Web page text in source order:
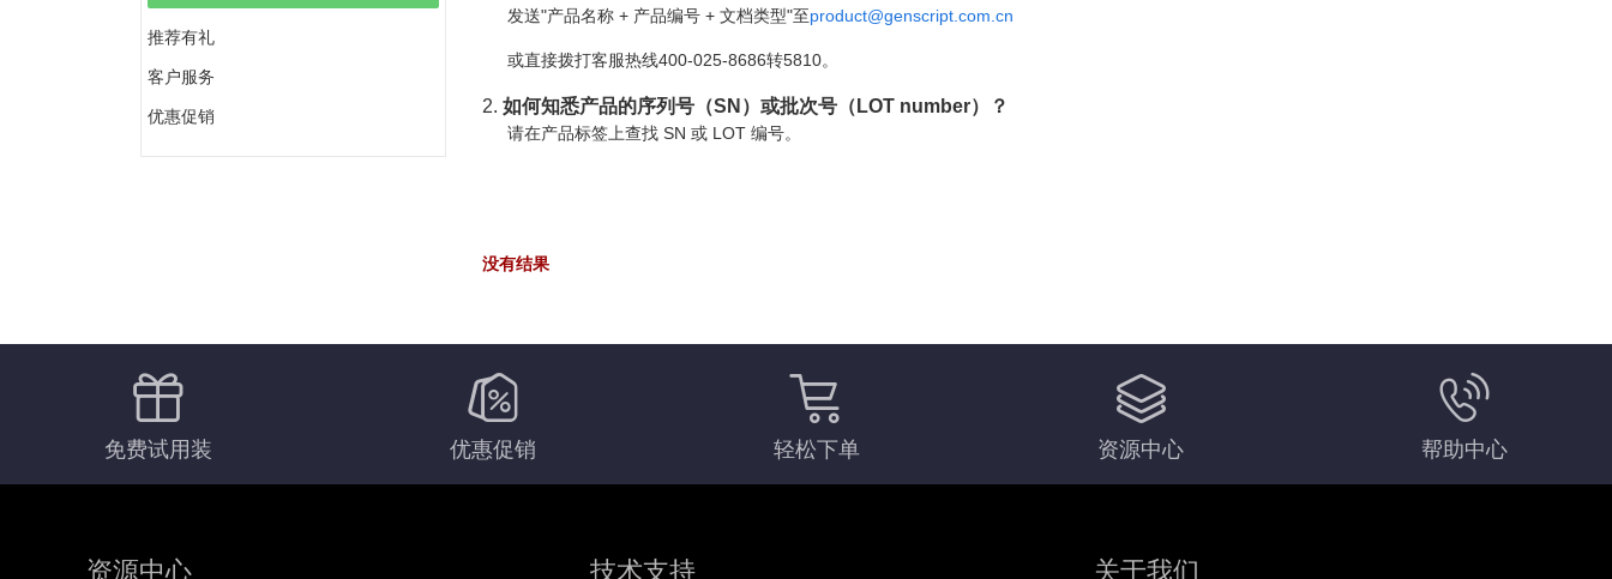
推荐有礼
客户服务
优惠促销
发送"产品名称 + 产品编号 + 文档类型"至product@genscript.com.cn
或直接拨打客服热线400-025-8686转5810。
2. 如何知悉产品的序列号（SN）或批次号（LOT number）？
请在产品标签上查找 SN 或 LOT 编号。
没有结果
免费试用装 优惠促销 轻松下单 资源中心 帮助中心
资源中心 技术支持 关于我们